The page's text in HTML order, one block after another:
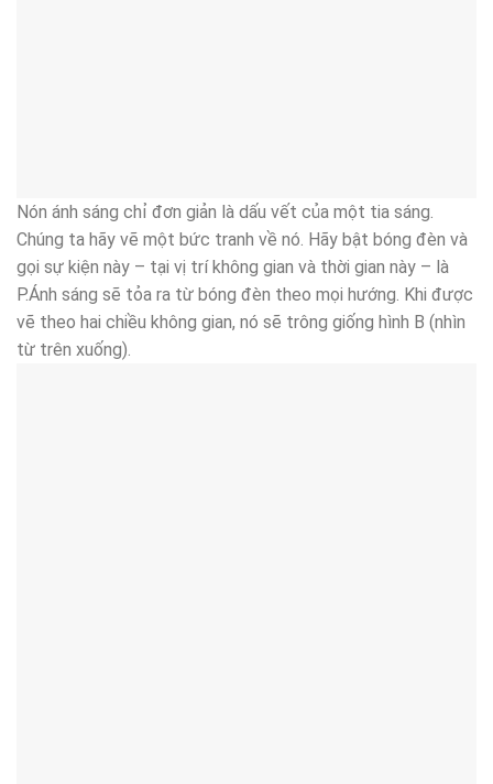
Nón ánh sáng chỉ đơn giản là dấu vết của một tia sáng.
Chúng ta hãy vẽ một bức tranh về nó. Hãy bật bóng đèn và
gọi sự kiện này – tại vị trí không gian và thời gian này – là
P.Ánh sáng sẽ tỏa ra từ bóng đèn theo mọi hướng. Khi được
vẽ theo hai chiều không gian, nó sẽ trông giống hình B (nhìn
từ trên xuống).